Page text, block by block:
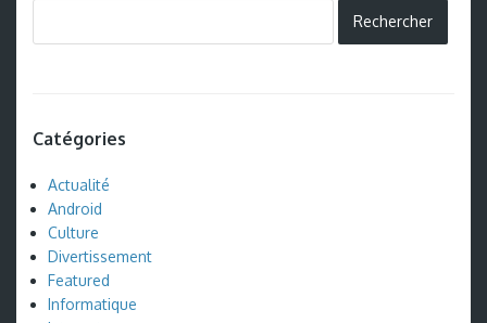
Catégories
Actualité
Android
Culture
Divertissement
Featured
Informatique